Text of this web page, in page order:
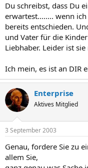
Du schreibst, dass Du
erwartest........ wenn
bereits entschieden.
und Vater für die
Liebhaber. Leider ist
Ich mein, es ist an DIR
Enterprise
Aktives Mitglied
3 September 2003
Genau, fordere Sie zu
allem Sie,